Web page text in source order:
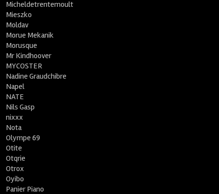
Micheldetrentemoult
Mieszko
Moldav
Morue Mekanik
Morusque
Mr Kindhoover
MYCOSTER
Nadine Graudchibre
Napel
NATE
Nils Gasp
nixxx
Nota
Olympe 69
Otite
Otqrie
Otrox
Oyibo
Panier Piano